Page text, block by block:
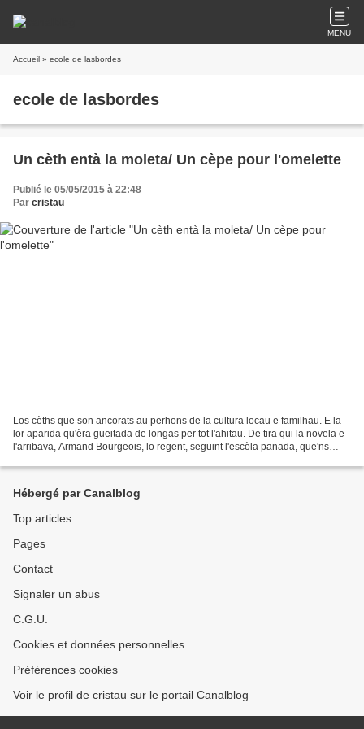
MENU
Accueil » ecole de lasbordes
ecole de lasbordes
Un cèth entà la moleta/ Un cèpe pour l'omelette
Publié le 05/05/2015 à 22:48
Par cristau
Los cèths que son ancorats au perhons de la cultura locau e familhau. E la
lor aparida qu'èra gueitada de longas per tot l'ahitau. De tira qui la novela e
l'arribava, Armand Bourgeois, lo regent, seguint l'escòla panada, que'ns
Hébergé par Canalblog
Top articles
Pages
Contact
Signaler un abus
C.G.U.
Cookies et données personnelles
Préférences cookies
Voir le profil de cristau sur le portail Canalblog